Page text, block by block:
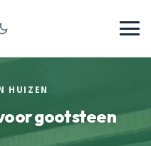
HUIZEN
gootsteen